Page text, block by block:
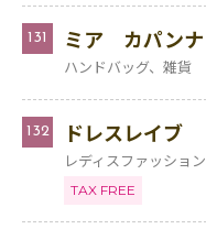
131 ミア カパンナ
ハンドバッグ、雑貨
132 ドレスレイブ
レディスファッション
TAX FREE